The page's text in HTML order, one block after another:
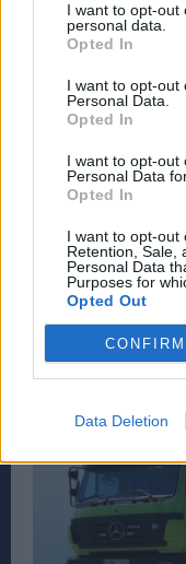
I want to opt-out
personal data.
Opted In
I want to opt-out
Personal Data.
Opted In
I want to opt-out
Personal Data
Opted In
I want to opt-out
Retention, Sale,
Personal Data
Purposes for
Opted Out
CONFIRM
Data Deletion